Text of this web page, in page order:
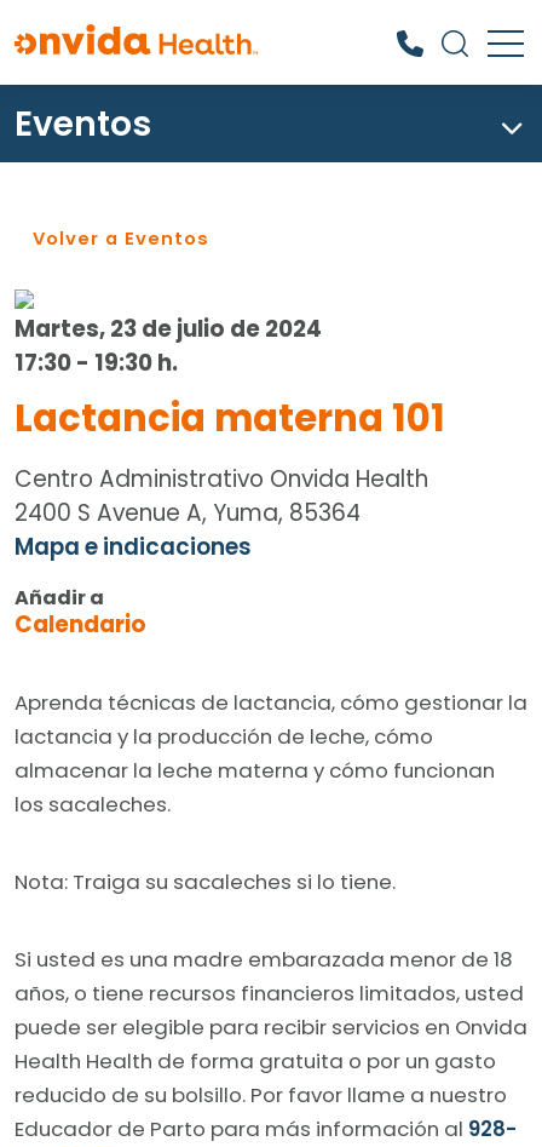
¿Qué podemos ayudarle a
encontrar?
Eventos
Volver a Eventos
Martes, 23 de julio de 2024
17:30 - 19:30 h.
Lactancia materna 101
Centro Administrativo Onvida Health
2400 S Avenue A, Yuma, 85364
Mapa e indicaciones
Añadir a
Calendario
Aprenda técnicas de lactancia, cómo gestionar la
lactancia y la producción de leche, cómo
almacenar la leche materna y cómo funcionan
los sacaleches.
Nota: Traiga su sacaleches si lo tiene.
Si usted es una madre embarazada menor de 18
años, o tiene recursos financieros limitados, usted
puede ser elegible para recibir servicios en Onvida
Health Health de forma gratuita o por un gasto
reducido de su bolsillo. Por favor llame a nuestro
Educador de Parto para más información al 928-